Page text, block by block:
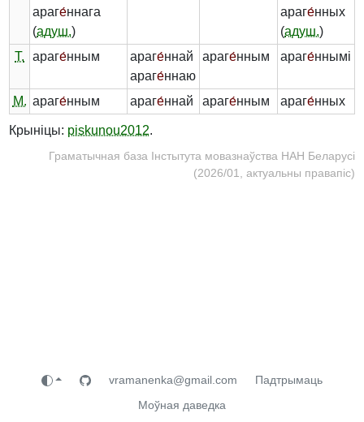
араге́ннага
(адуш.)
араге́нных
(адуш.)
Т.
араге́нным араге́ннай
араге́ннаю
араге́нным араге́ннымі
М. араге́нным араге́ннай араге́нным араге́нных
Крыніцы: piskunou2012.
Граматычная база Інстытута мовазнаўства НАН Беларусі
(2026/01, актуальны правапіс)
vramanenka@gmail.com
Падтрымаць
Моўная даведка